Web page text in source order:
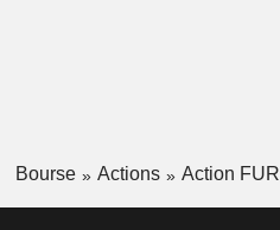
Bourse Actions Action FUR